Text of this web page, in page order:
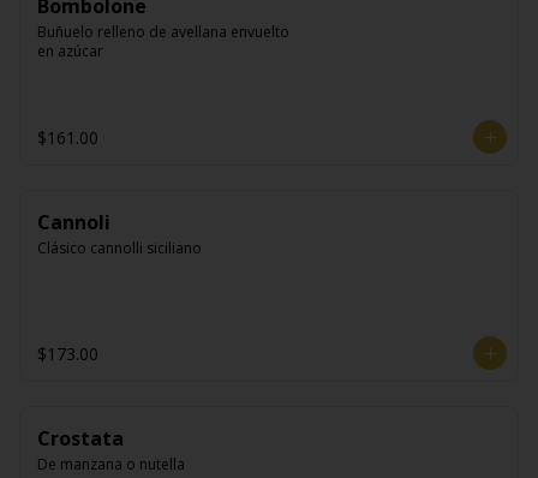
Bombolone
Buñuelo relleno de avellana envuelto
en azúcar
$161.00
Cannoli
Clásico cannolli siciliano
$173.00
Crostata
De manzana o nutella